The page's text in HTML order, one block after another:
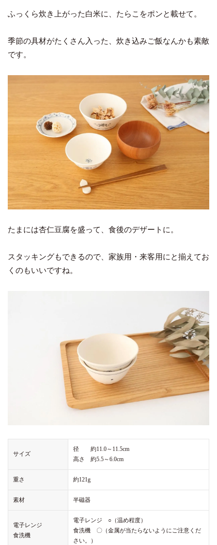
ふっくら炊き上がった白米に、たらこをポンと載せて。
季節の具材がたくさん入った、炊き込みご飯なんかも素敵
です。
たまには杏仁豆腐を盛って、食後のデザートに。
スタッキングもできるので、家族用・来客用にと揃えてお
くのもいいですね。
サイズ
径 約11.0～11.5cm
高さ 約5.5～6.0cm
重さ 約121g
素材 半磁器
電子レンジ
食洗機
電子レンジ ○（温め程度）
食洗機 〇（金属が当たらないようにご注意くだ
さい。）